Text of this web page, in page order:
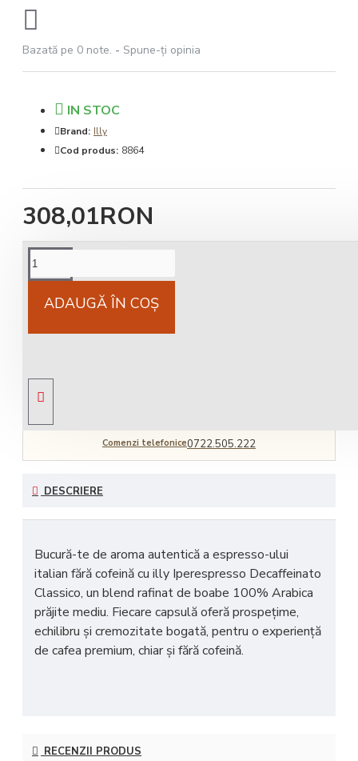
Bazată pe 0 note. - Spune-ţi opinia
308,01RON
IN STOC
Brand: Illy
Cod produs: 8864
ADAUGĂ ÎN COŞ
Cost livrareNational 25Lei locker 25 lei
Comenzi telefonice0722.505.222
DESCRIERE
Bucură-te de aroma autentică a espresso-ului
italian fără cofeină cu illy Iperespresso Decaffeinato
Classico, un blend rafinat de boabe 100% Arabica
prăjite mediu. Fiecare capsulă oferă prospețime,
echilibru și cremozitate bogată, pentru o experiență
de cafea premium, chiar și fără cofeină.
RECENZII PRODUS